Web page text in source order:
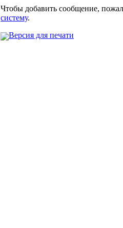
Чтобы добавить сообщение,
систему.
Версия для печати